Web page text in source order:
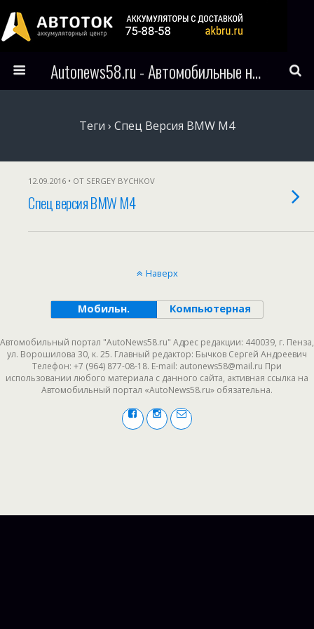
Autonews58.ru - Автомобильные новости Пензы и всего мира
Теги › Спец Версия BMW M4
12.09.2016 • ОТ SERGEY BYCHKOV
Спец версия BMW M4
Наверх
Мобильн. Компьютерная
Автомобильный портал "AutoNews58.ru" Адрес редакции: 440039, г. Пенза,
ул. Ворошилова 30, к. 25. Главный редактор: Бычков Сергей Андреевич
Телефон: +7 (964) 877-08-18. E-mail: autonews58@mail.ru При
использовании любого материала с данного сайта, активная ссылка на
Автомобильный портал «AutoNews58.ru» обязательна.